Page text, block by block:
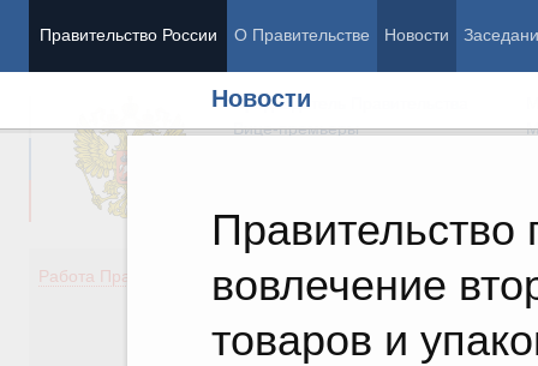
Правительство России О Правительстве Новости
Новости
Правительство
вовлечение
товаров и
Председатель Правительства
Вице-премьеры
Работа Правительства
Демография
Здоровье
Культура